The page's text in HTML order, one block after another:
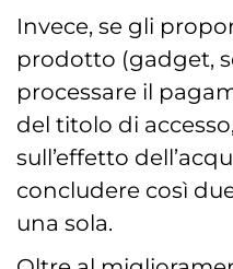
Invece, se gli
prodotto (gadget,
processare il
del titolo di
sull’effetto
concludere così
una sola.